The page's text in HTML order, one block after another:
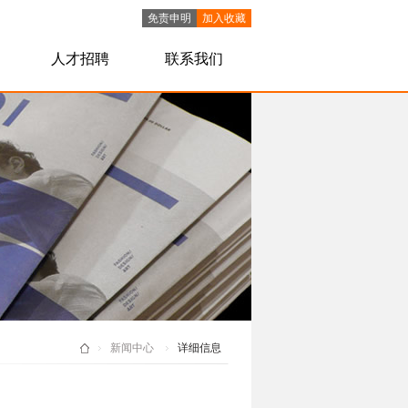
加入收藏
免责申明
人才招聘 联系我们
详细信息
新闻中心